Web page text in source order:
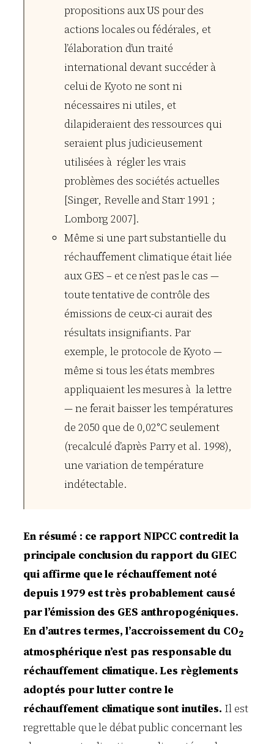
propositions aux US pour des
actions locales ou fédérales, et
l’élaboration d’un traité
international devant succéder à
celui de Kyoto ne sont ni
nécessaires ni utiles, et
dilapideraient des ressources qui
seraient plus judicieusement
utilisées à régler les vrais
problèmes des sociétés actuelles
[Singer, Revelle and Starr 1991 ;
Lomborg 2007].
Même si une part substantielle du
réchauffement climatique était liée
aux GES – et ce n’est pas le cas —
toute tentative de contrôle des
émissions de ceux-ci aurait des
résultats insignifiants. Par
exemple, le protocole de Kyoto —
même si tous les états membres
appliquaient les mesures à la lettre
— ne ferait baisser les températures
de 2050 que de 0,02°C seulement
(recalculé d’après Parry et al. 1998),
une variation de température
indétectable.
En résumé : ce rapport NIPCC contredit la
principale conclusion du rapport du GIEC
qui affirme que le réchauffement noté
depuis 1979 est très probablement causé
par l’émission des GES anthropogéniques.
En d’autres termes, l’accroissement du CO2
atmosphérique n’est pas responsable du
réchauffement climatique. Les règlements
adoptés pour lutter contre le
réchauffement climatique sont inutiles. Il est
regrettable que le débat public concernant les